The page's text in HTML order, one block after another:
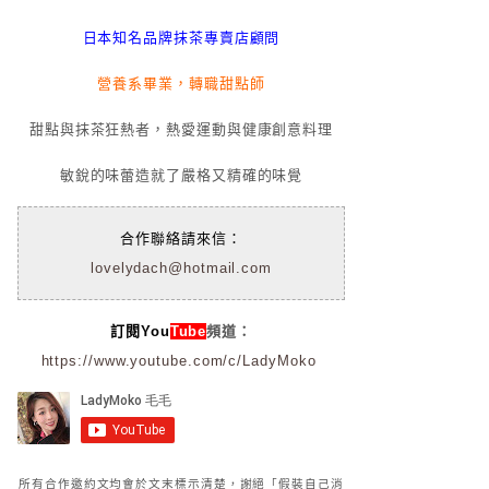
日本知名品牌抹茶專賣店顧問
營養系畢業，轉職甜點師
甜點與抹茶狂熱者，熱愛運動與健康創意料理
敏銳的味蕾造就了嚴格又精確的味覺
合作聯絡請來信：
lovelydach@hotmail.com
訂閱YouTube頻道：
https://www.youtube.com/c/LadyMoko
所有合作邀約文均會於文末標示清楚，謝絕「假裝自己消